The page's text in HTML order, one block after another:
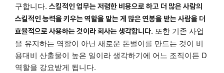
구합니다. 스킬적인 업무는 저렴한 비용으로 하고 더 많은 사람의
스킬적인 능력을 키우는 역할을 맡는 게 많은 연봉을 받는 사람을 더
효율적으로 사용하는 것이라 회사는 생각합니다. 또한 기존 사업
을 유지하는 역할이 아닌 새로운 돈벌이를 만드는 것이 비
용대비 산출물이 높은 일이라 생각하기에 어느 조직이든 D
역할을 강요받게 됩니다.